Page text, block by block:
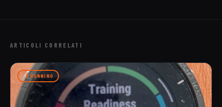
ARTICOLI CORRELATI
RUNNING